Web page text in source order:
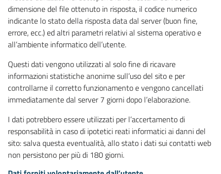
dimensione del file ottenuto in risposta, il codice numerico
indicante lo stato della risposta data dal server (buon fine,
errore, ecc.) ed altri parametri relativi al sistema operativo e
all’ambiente informatico dell’utente.
Questi dati vengono utilizzati al solo fine di ricavare
informazioni statistiche anonime sull’uso del sito e per
controllarne il corretto funzionamento e vengono cancellati
immediatamente dal server 7 giorni dopo l’elaborazione.
I dati potrebbero essere utilizzati per l’accertamento di
responsabilità in caso di ipotetici reati informatici ai danni del
sito: salva questa eventualità, allo stato i dati sui contatti web
non persistono per più di 180 giorni.